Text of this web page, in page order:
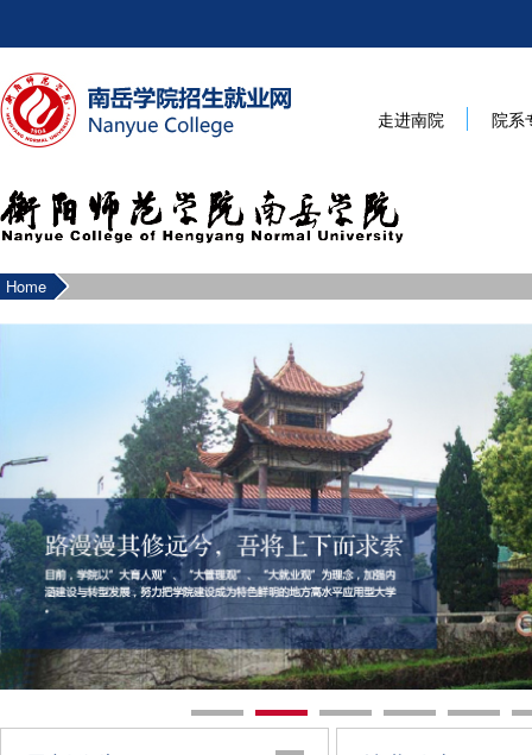
走进南院 院系
Home